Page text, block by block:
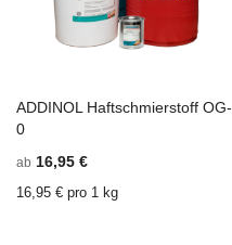
ADDINOL Haftschmierstoff OG-
0
ab 16,95 €
16,95 € pro 1 kg